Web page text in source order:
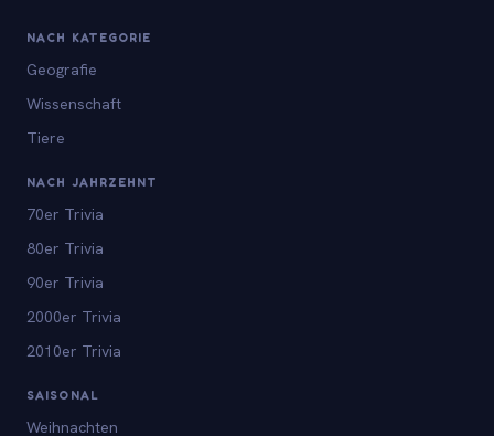
NACH KATEGORIE
Geografie
Wissenschaft
Tiere
NACH JAHRZEHNT
70er Trivia
80er Trivia
90er Trivia
2000er Trivia
2010er Trivia
SAISONAL
Weihnachten